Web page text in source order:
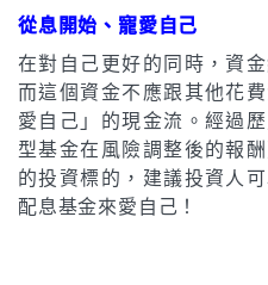
從息開始、寵愛自己
在對自己更好的同時，資
而這個資金不應跟其他花
愛自己」的現金流。經過
型基金在風險調整後的報
的投資標的，建議投資人
配息基金來愛自己！